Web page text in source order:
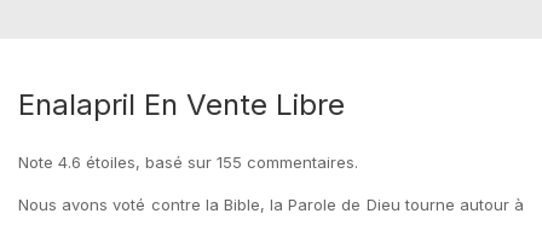
Enalapril En Vente Libre
Note 4.6 étoiles, basé sur 155 commentaires.
Nous avons voté contre la Bible, la Parole de Dieu tourne autour à